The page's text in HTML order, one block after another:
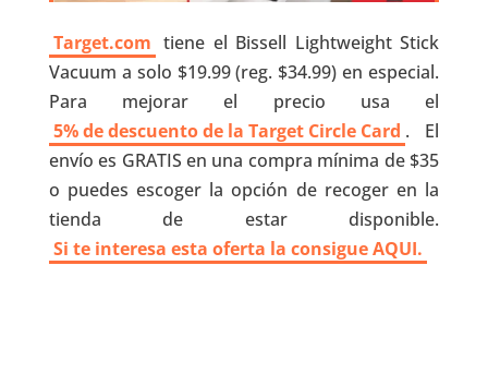
Target.com tiene el Bissell Lightweight Stick
Vacuum a solo $19.99 (reg. $34.99) en especial.
Para mejorar el precio usa el
5% de descuento de la Target Circle Card . El
envío es GRATIS en una compra mínima de $35
o puedes escoger la opción de recoger en la
tienda de estar disponible.
Si te interesa esta oferta la consigue AQUI.